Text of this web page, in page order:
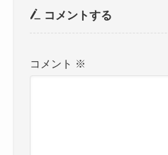
コメントする
コメント ※